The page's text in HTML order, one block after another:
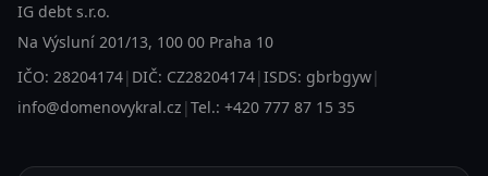
IG debt s.r.o.
Na Výsluní 201/13, 100 00 Praha 10
IČO: 28204174| DIČ: CZ28204174| ISDS: gbrbgyw|
info@domenovykral.cz | Tel.: +420 777 87 15 35